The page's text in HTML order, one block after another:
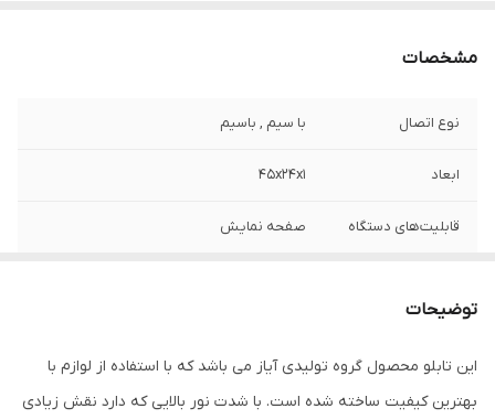
مشخصات
نوع اتصال با سیم , باسیم
ابعاد 45x24x1
قابلیت‌های دستگاه صفحه نمایش
توضیحات
این تابلو محصول گروه تولیدی آیاز می باشد که با استفاده از لوازم با
بهترین کیفیت ساخته شده است. با شدت نور بالایی که دارد نقش زیادی